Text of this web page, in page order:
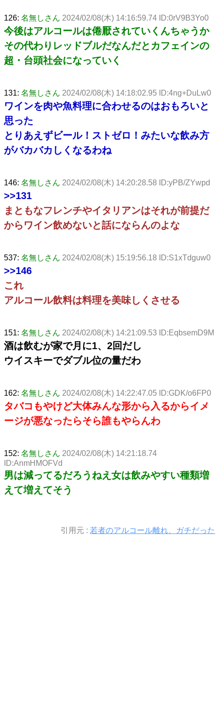
126: 名無しさん 2024/02/08(木) 14:16:59.74 ID:0rV9B3Yo0
今後はアルコールは倦厭されていくんちゃうか
その代わりレッドブルだなんだとカフェインの
超・台頭社会になっていく
131: 名無しさん 2024/02/08(木) 14:18:02.95 ID:4ng+DuLw0
ワインを肉や魚料理に合わせるのはおもろいと
思った
とりあえずビール！ストゼロ！みたいな飲み方
がバカバカしくなるわね
146: 名無しさん 2024/02/08(木) 14:20:28.58 ID:yPB/ZYwpd
>>131
まともなフレンチやイタリアンはそれが前提だ
からワイン飲めないと話にならんのよな
537: 名無しさん 2024/02/08(木) 15:19:56.18 ID:S1xTdguw0
>>146
これ
アルコール飲料は料理を美味しくさせる
151: 名無しさん 2024/02/08(木) 14:21:09.53 ID:EqbsemD9M
酒は飲むが家で月に1、2回だし
ウイスキーでダブル位の量だわ
162: 名無しさん 2024/02/08(木) 14:22:47.05 ID:GDK/o6FP0
タバコもやけど大体みんな形から入るからイメ
ージが悪なったらそら誰もやらんわ
152: 名無しさん 2024/02/08(木) 14:21:18.74
ID:AnmHMOFVd
男は減ってるだろうねえ女は飲みやすい種類増
えて増えてそう
引用元 : 若者のアルコール離れ、ガチだった